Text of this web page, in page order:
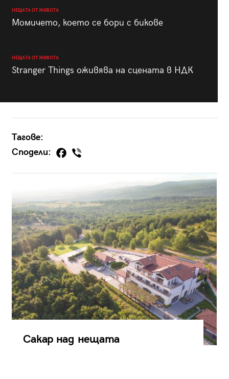
НЕЩАТА ОТ ЖИВОТА
Момичето, което се бори с бикове
НЕЩАТА ОТ ЖИВОТА
Stranger Things оживява на сцената в НДК
Тагове:
Сподели:
Сакар над нещата